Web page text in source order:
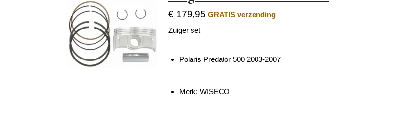
€ 179,95 GRATIS verzending
Zuiger set
Polaris Predator 500 2003-2007
Merk: WISECO